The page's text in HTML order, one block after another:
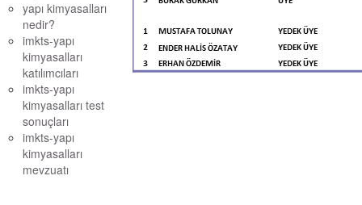
yapı kimyasalları
nedir?
imkts-yapı
kimyasalları
katılımcıları
imkts-yapı
kimyasalları test
sonuçları
imkts-yapı
kimyasalları
mevzuatı